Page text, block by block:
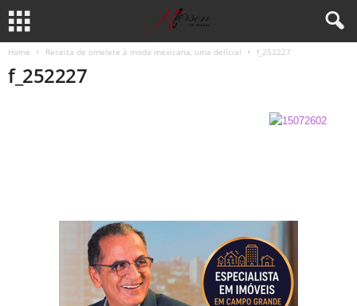
Home Receita de omelete à moda mexicana, uma delícia! f_252227
f_252227